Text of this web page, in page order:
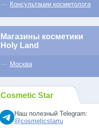
Консультации косметолога
Магазины косметики
Holy Land
Москва
Cosmetic Star
Наш полезный Telegram:
@cosmeticstarru